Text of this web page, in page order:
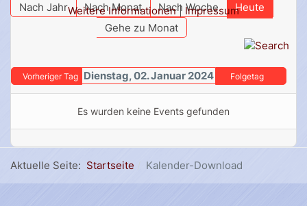
Nach Jahr Nach Monat Nach Woche
Heute
Gehe zu Monat
Vorheriger Tag Dienstag, 02. Januar 2024 Folgetag
Es wurden keine Events gefunden
Aktuelle Seite: Startseite Kalender-Download
Weitere Informationen| Impressum